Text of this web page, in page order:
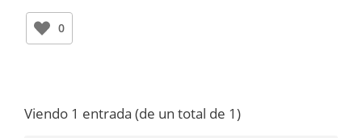
0
Viendo 1 entrada (de un total de 1)